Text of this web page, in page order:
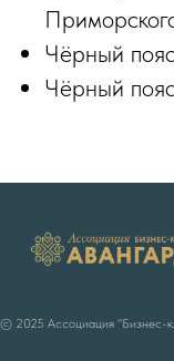
Чёрный
Чёрный
© 2025 Ассоциация "Бизнес-